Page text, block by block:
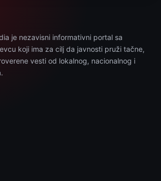
je nezavisni informativni portal sa
koji ima za cilj da javnosti pruži tačne,
vesti od lokalnog, nacionalnog i